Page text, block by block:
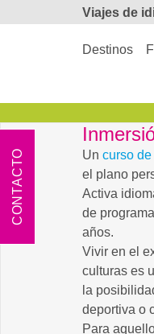
Viajes de
Destinos
Un curso
el plano
Activa
de
años.
Vivir en el
culturas es
la
deportiva o
Para
CONTACTO